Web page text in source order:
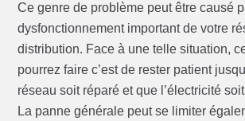
Ce genre de problème peut être causé
dysfonctionnement important de votre
distribution. Face à une telle situation,
pourrez faire c’est de rester patient
réseau soit réparé et que l’électricité
La panne générale peut se limiter